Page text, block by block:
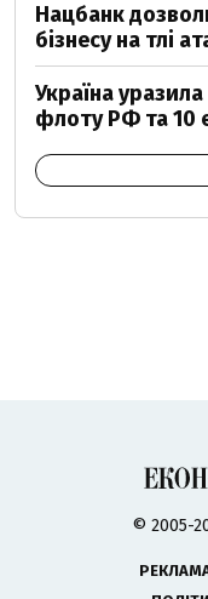
Нацбанк
бізнесу на тлі
Україна
флоту РФ та 10
© 2005-